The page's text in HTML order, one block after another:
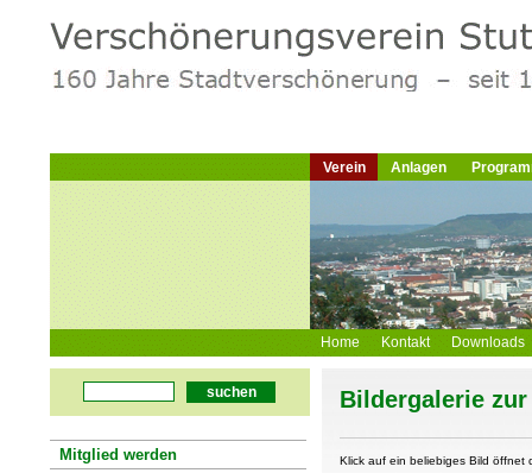
Verein Anlagen
Home Kontakt Downloads
suchen
Mitglied werden
Bildergalerie
Klick auf ein beliebiges Bild öffnet